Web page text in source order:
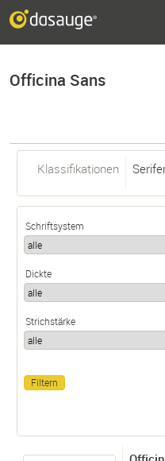
Officina Sans
Klassifikationen
Schriftsystem
Dickte
Strichstärke